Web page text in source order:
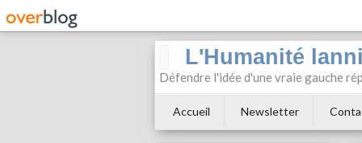
L'Humanité
Défendre l'idée d'une vraie gauche
Accueil Newsletter